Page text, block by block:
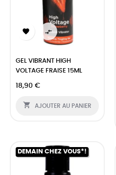
 
GEL VIBRANT HIGH
VOLTAGE FRAISE 15ML
18,90 €
 AJOUTER AU PANIER
DEMAIN CHEZ VOUS*!